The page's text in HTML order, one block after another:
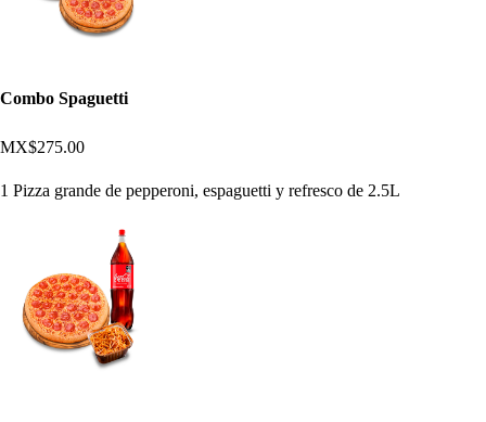
Combo Spaguetti
MX$275.00
1 Pizza grande de pepperoni, espaguetti y refresco de 2.5L